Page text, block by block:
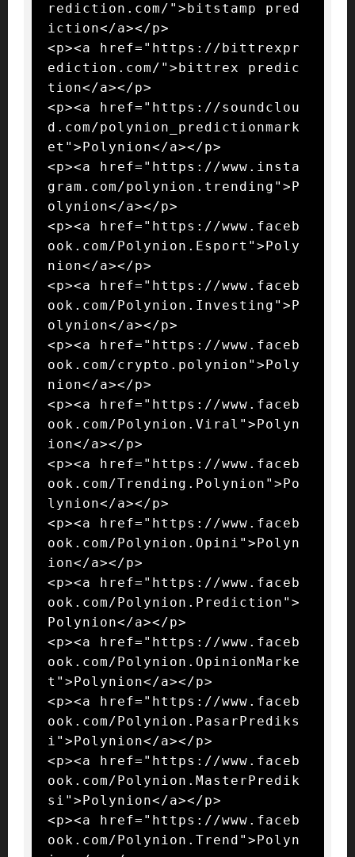
rediction.com/">bitstamp pred
iction</a></p>
<p><a href="https://bittrexpr
ediction.com/">bittrex predic
tion</a></p>
<p><a href="https://soundclou
d.com/polynion_predictionmark
et">Polynion</a></p>
<p><a href="https://www.insta
gram.com/polynion.trending">P
olynion</a></p>
<p><a href="https://www.faceb
ook.com/Polynion.Esport">Poly
nion</a></p>
<p><a href="https://www.faceb
ook.com/Polynion.Investing">P
olynion</a></p>
<p><a href="https://www.faceb
ook.com/crypto.polynion">Poly
nion</a></p>
<p><a href="https://www.faceb
ook.com/Polynion.Viral">Polyn
ion</a></p>
<p><a href="https://www.faceb
ook.com/Trending.Polynion">Po
lynion</a></p>
<p><a href="https://www.faceb
ook.com/Polynion.Opini">Polyn
ion</a></p>
<p><a href="https://www.faceb
ook.com/Polynion.Prediction">
Polynion</a></p>
<p><a href="https://www.faceb
ook.com/Polynion.OpinionMarke
t">Polynion</a></p>
<p><a href="https://www.faceb
ook.com/Polynion.PasarPrediks
i">Polynion</a></p>
<p><a href="https://www.faceb
ook.com/Polynion.MasterPredik
si">Polynion</a></p>
<p><a href="https://www.faceb
ook.com/Polynion.Trend">Polyn